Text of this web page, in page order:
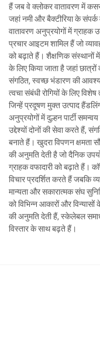
हैं जब वे क्लोकर वातावरण में
जहां नमी और बैक्टीरिया के
वातावरण अनुप्रयोगों में ग्राहक
प्रचार आइटम शामिल हैं जो
को बढ़ाते हैं। शैक्षणिक संस्थानों में
के लिए किया जाता है जहां
संगठित, स्वच्छ भंडारण की
त्वचा संबंधी रोगियों के लिए
जिन्हें प्रदूषण मुक्त उत्पाद
अनुप्रयोगों में दुल्हन पार्टी
उद्देश्यों दोनों की सेवा करते हैं,
बनाते हैं। खुदरा विपणन क्षमता
की अनुमति देती है जो दैनिक
ग्राहक वफादारी को बढ़ाते हैं।
विचार प्रदर्शित करते हैं जबकि
मान्यता और सकारात्मक संघ
को विभिन्न आकारों और
की अनुमति देती हैं, स्केलेबल
विस्तार के साथ बढ़ते हैं।